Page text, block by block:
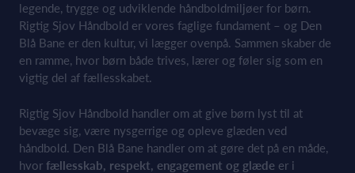
legende, trygge og udviklende håndboldmiljøer for børn.
Rigtig Sjov Håndbold er vores faglige fundament – og Den
Blå Bane er den kultur, vi lægger ovenpå. Sammen skaber de
en ramme, hvor børn både trives, lærer og føler sig som en
vigtig del af fællesskabet.
Rigtig Sjov Håndbold handler om at give børn lyst til at
bevæge sig, være nysgerrige og opleve glæden ved
håndbold. Den Blå Bane handler om at gøre det på en måde,
hvor fællesskab, respekt, engagement og glæde er i